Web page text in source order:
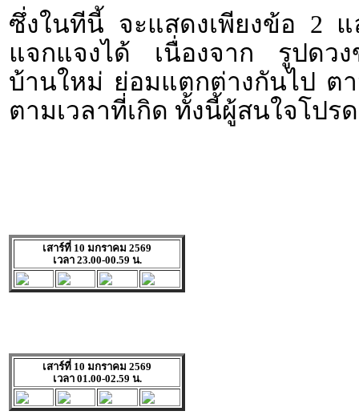
ซึ่งในทีนี้ จะแสดงเพียงข้อ 2
แจกแจงได้ เนื่องจาก รูปดวง
บ้านใหม่ ย่อมแตกต่างกันไป ต
ตามเวลาที่เกิด ทั้งนี้ผู้สนใจโปร
เสาร์ที่ 10 มกราคม 2569
เวลา 23.00-00.59 น.
เสาร์ที่ 10 มกราคม 2569
เวลา 01.00-02.59 น.